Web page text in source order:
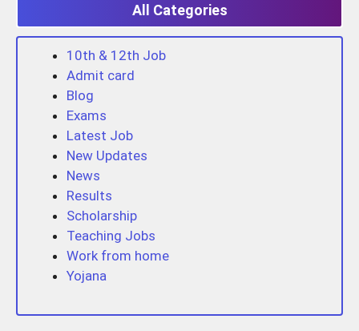
All Categories
10th & 12th Job
Admit card
Blog
Exams
Latest Job
New Updates
News
Results
Scholarship
Teaching Jobs
Work from home
Yojana